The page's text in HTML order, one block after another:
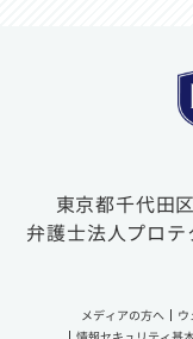
東京都千代田
弁護士法人プロ
メディアの方へ ウ